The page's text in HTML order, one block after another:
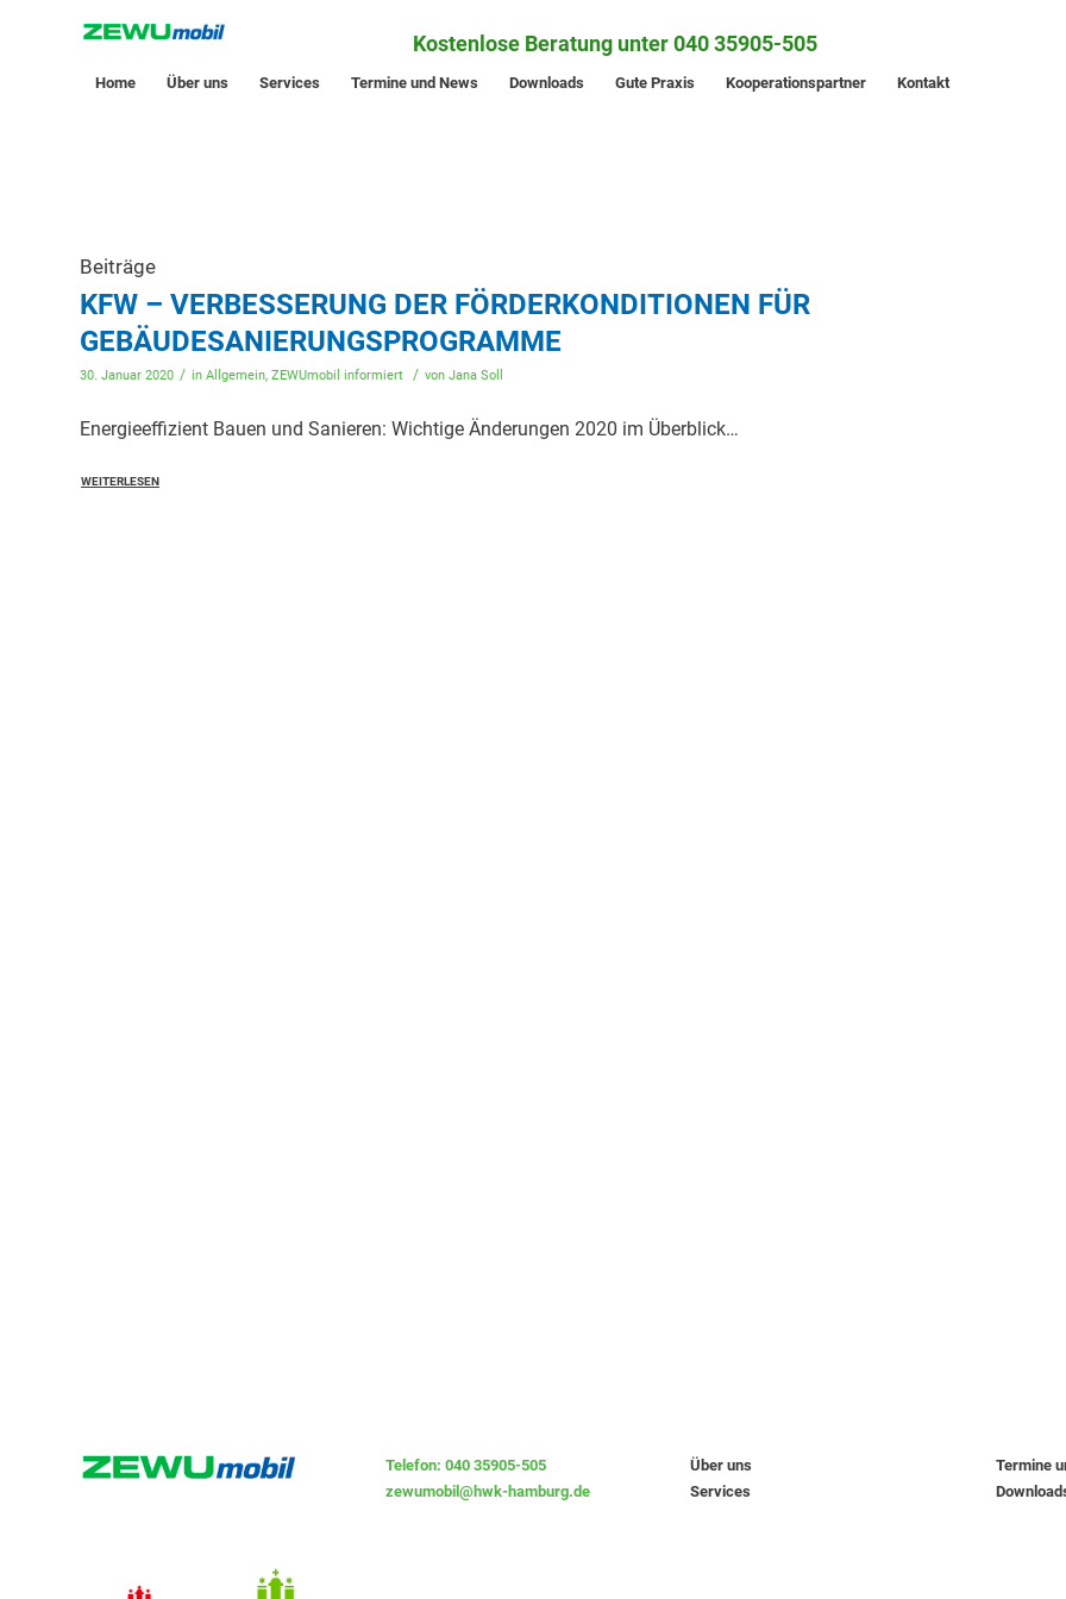
Kostenlose Beratung unter 040 35905-505
Home Über uns Services Termine und News Downloads Gute Praxis Kooperationspartner Kontakt
Beiträge
KFW – VERBESSERUNG DER FÖRDERKONDITIONEN FÜR
GEBÄUDESANIERUNGSPROGRAMME
30. Januar 2020 / in Allgemein, ZEWUmobil informiert / von Jana Soll
Energieeffizient Bauen und Sanieren: Wichtige Änderungen 2020 im Überblick…
WEITERLESEN
Telefon: 040 35905-505
zewumobil@hwk-hamburg.de
Über uns
Services
Termine